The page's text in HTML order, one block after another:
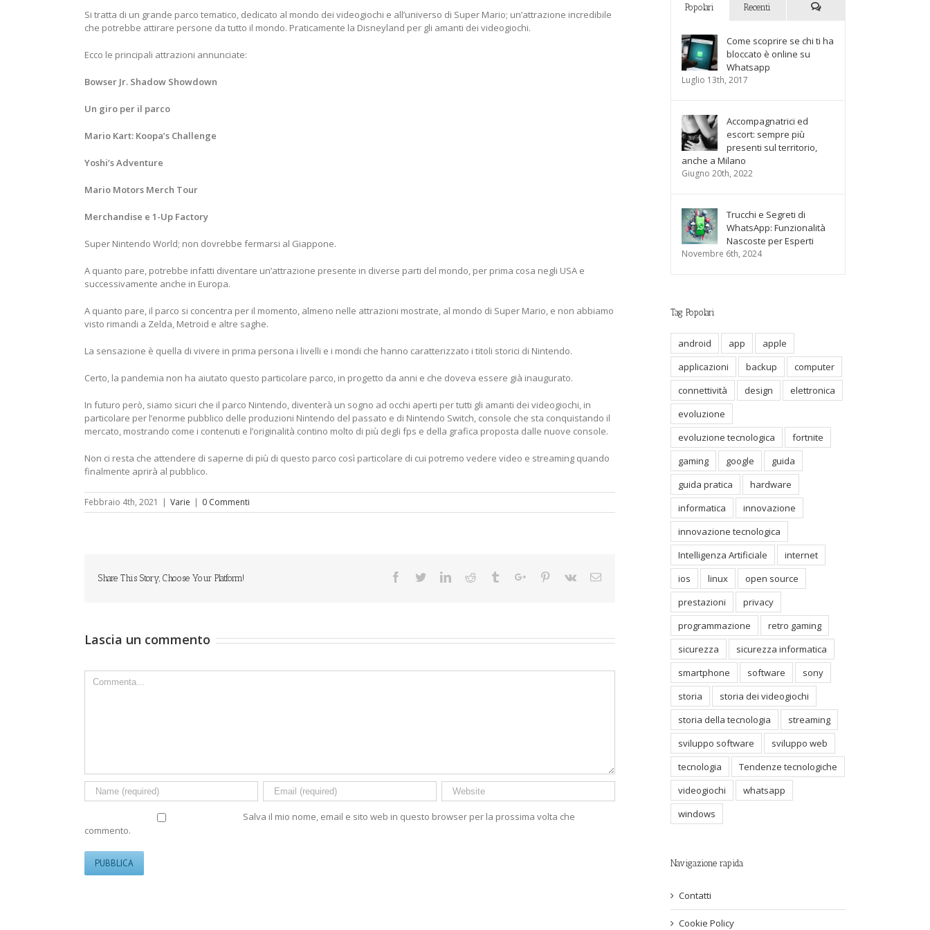
Si tratta di un grande parco tematico, dedicato al mondo dei videogiochi e all’universo di Super Mario; un’attrazione incredibile
che potrebbe attirare persone da tutto il mondo. Praticamente la Disneyland per gli amanti dei videogiochi.
Ecco le principali attrazioni annunciate:
Bowser Jr. Shadow Showdown
Un giro per il parco
Mario Kart: Koopa’s Challenge
Yoshi’s Adventure
Mario Motors Merch Tour
Merchandise e 1-Up Factory
Super Nintendo World; non dovrebbe fermarsi al Giappone.
A quanto pare, potrebbe infatti diventare un’attrazione presente in diverse parti del mondo, per prima cosa negli USA e
successivamente anche in Europa.
A quanto pare, il parco si concentra per il momento, almeno nelle attrazioni mostrate, al mondo di Super Mario, e non abbiamo
visto rimandi a Zelda, Metroid e altre saghe.
La sensazione è quella di vivere in prima persona i livelli e i mondi che hanno caratterizzato i titoli storici di Nintendo.
Certo, la pandemia non ha aiutato questo particolare parco, in progetto da anni e che doveva essere già inaugurato.
In futuro però, siamo sicuri che il parco Nintendo, diventerà un sogno ad occhi aperti per tutti gli amanti dei videogiochi, in
particolare per l’enorme pubblico delle produzioni Nintendo del passato e di Nintendo Switch, console che sta conquistando il
mercato, mostrando come i contenuti e l’originalità contino molto di più degli fps e della grafica proposta dalle nuove console.
Non ci resta che attendere di saperne di più di questo parco così particolare di cui potremo vedere video e streaming quando
finalmente aprirà al pubblico.
Febbraio 4th, 2021 | Varie | 0 Commenti
Share This Story, Choose Your Platform! Facebook
TwitterLinkedinReddit TumblrGoogle+Pinterest
Vk Email
Lascia un commento
Comment
Salva il mio nome, email e sito web in questo browser per la prossima volta che
commento.
Popolari Recenti
Come scoprire se chi ti ha
bloccato è online su
Whatsapp
Luglio 13th, 2017
Accompagnatrici ed
escort: sempre più
presenti sul territorio,
anche a Milano
Giugno 20th, 2022
Trucchi e Segreti di
WhatsApp: Funzionalità
Nascoste per Esperti
Novembre 6th, 2024
Tag Popolari
android app
apple
applicazioni
backup
computer
connettività
design
elettronica
evoluzione
evoluzione tecnologica
fortnite
gaming
google
guida
guida pratica
hardware
informatica
innovazione
innovazione tecnologica
Intelligenza Artificiale
internet
ios
linux
open source
prestazioni
privacy
programmazione
retro gaming
sicurezza
sicurezza informatica
smartphone
software
sony
storia
storia dei videogiochi
storia della tecnologia
streaming
sviluppo software
sviluppo web
tecnologia
Tendenze tecnologiche
videogiochi
whatsapp
windows
Navigazione rapida
Contatti
Cookie Policy